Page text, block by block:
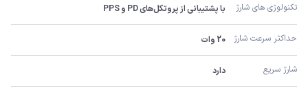
تکنولوژی های شارژ با پشتیبانی از پروتکل‌های PD و PPS
حداکثر سرعت شارژ 20 وات
شارژ سریع دارد